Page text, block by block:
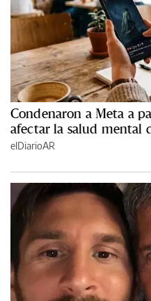
Condenaron a Meta a
afectar la salud mental
elDiarioAR